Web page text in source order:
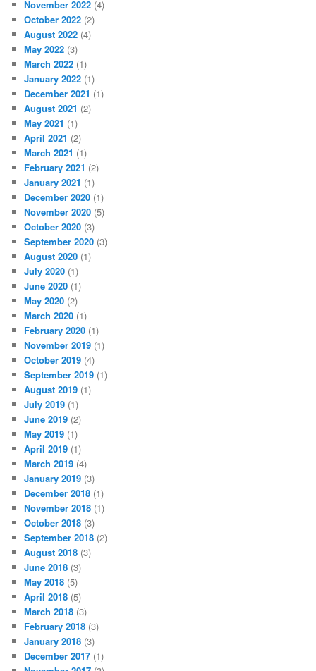
November 2022 (4)
October 2022 (2)
August 2022 (4)
May 2022 (3)
March 2022 (1)
January 2022 (1)
December 2021 (1)
August 2021 (2)
May 2021 (1)
April 2021 (2)
March 2021 (1)
February 2021 (2)
January 2021 (1)
December 2020 (1)
November 2020 (5)
October 2020 (3)
September 2020 (3)
August 2020 (1)
July 2020 (1)
June 2020 (1)
May 2020 (2)
March 2020 (1)
February 2020 (1)
November 2019 (1)
October 2019 (4)
September 2019 (1)
August 2019 (1)
July 2019 (1)
June 2019 (2)
May 2019 (1)
April 2019 (1)
March 2019 (4)
January 2019 (3)
December 2018 (1)
November 2018 (1)
October 2018 (3)
September 2018 (2)
August 2018 (3)
June 2018 (3)
May 2018 (5)
April 2018 (5)
March 2018 (3)
February 2018 (3)
January 2018 (3)
December 2017 (1)